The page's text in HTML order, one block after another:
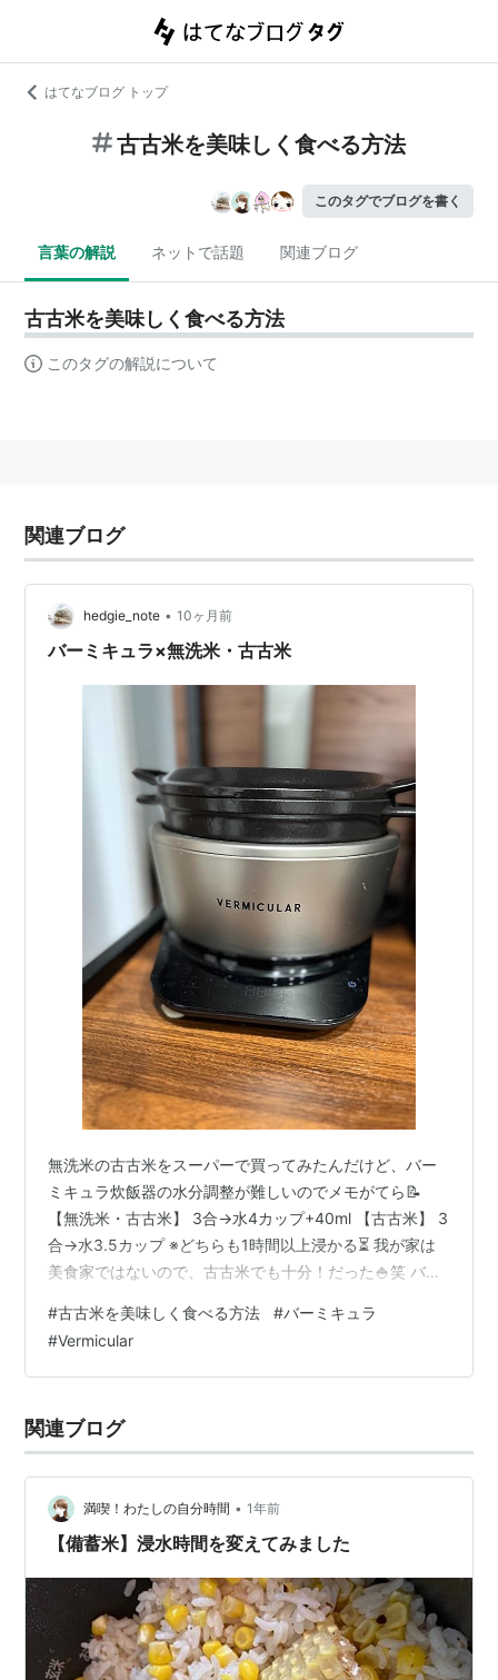
はてなブログ トップ
古古米を美味しく食べる方法
このタグでブログを書く
言葉の解説 ネットで話題 関連ブログ
古古米を美味しく食べる方法
このタグの解説について
関連ブログ
hedgie_note • 10ヶ月前
バーミキュラ×無洗米・古古米
無洗米の古古米をスーパーで買ってみたんだけど、バー
ミキュラ炊飯器の水分調整が難しいのでメモがてら📝
【無洗米・古古米】 3合→水4カップ+40ml 【古古米】 3
合→水3.5カップ ※どちらも1時間以上浸かる⏳ 我が家は
美食家ではないので、古古米でも十分！だった🍚笑 バー
もこれライスポットミニ(3合炊き)で、そのうちこれじゃ
足りなくなるから5合炊きの炊飯器買わないとだな🫠 バ
ーミキュラの炊飯器、保温できないんだけど、すぐに食
いかな！ これでローストビーフとか無水料理もできるし
✨
#古古米を美味しく食べる方法 #バーミキュラ
#Vermicular
関連ブログ
満喫！わたしの自分時間 • 1年前
【備蓄米】浸水時間を変えてみました